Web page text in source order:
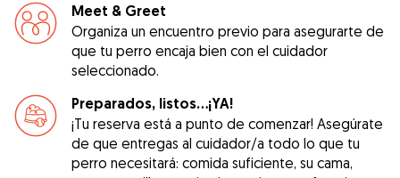
Meet & Greet
Organiza un encuentro previo para asegurarte de
que tu perro encaja bien con el cuidador
seleccionado.
Preparados, listos...¡YA!
¡Tu reserva está a punto de comenzar! Asegúrate
de que entregas al cuidador/a todo lo que tu
perro necesitará: comida suficiente, su cama,